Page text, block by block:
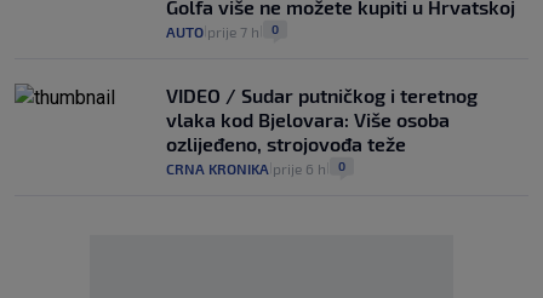
Golfa više ne možete kupiti u Hrvatskoj
AUTO prije 7 h 0
VIDEO / Sudar putničkog i teretnog
vlaka kod Bjelovara: Više osoba
ozlijeđeno, strojovođa teže
CRNA KRONIKA prije 6 h 0